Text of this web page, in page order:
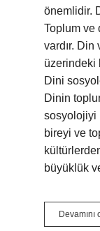
önemlidir.
Toplum ve
vardır. Din
üzerindeki
Dini
Dinin
sosyolojiyi
bireyi ve
büyüklük
Devamını